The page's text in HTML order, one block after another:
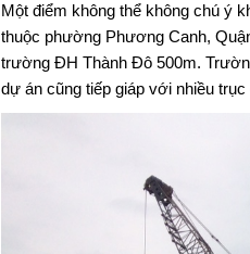
Một điểm không thể không chú ý
thuộc phường Phương Canh,
trường ĐH Thành Đô 500m.
dự án cũng tiếp giáp với nhiều